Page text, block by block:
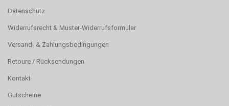
Datenschutz
Widerrufsrecht & Muster-Widerrufsformular
Versand- & Zahlungsbedingungen
Retoure / Rücksendungen
Kontakt
Gutscheine